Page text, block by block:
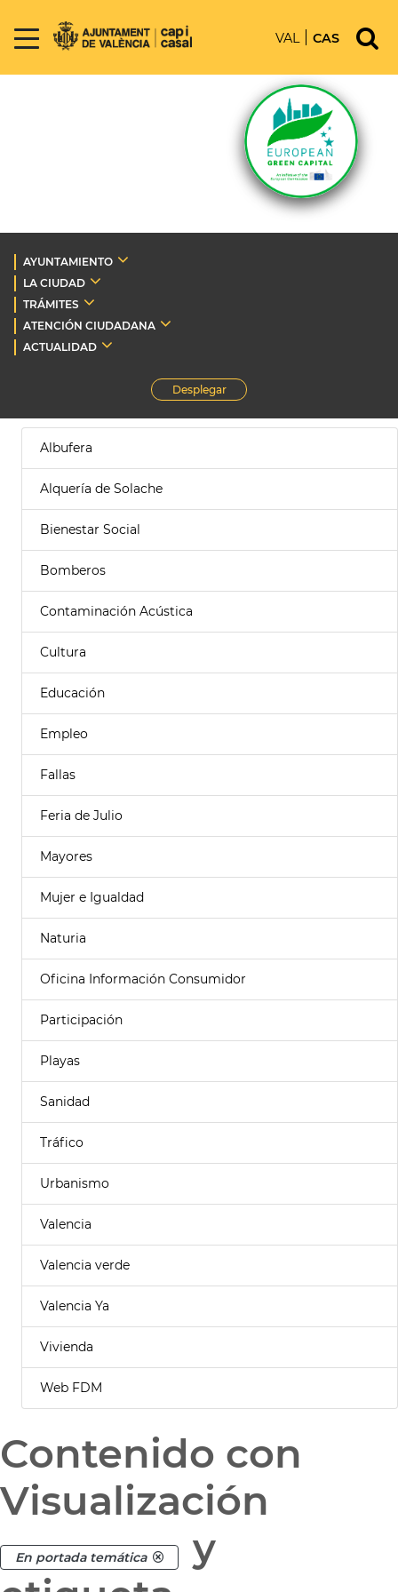
VAL CAS
AYUNTAMIENTO
LA CIUDAD
TRÁMITES
ATENCIÓN CIUDADANA
ACTUALIDAD
Desplegar
Albufera
Alquería de Solache
Bienestar Social
Bomberos
Contaminación Acústica
Cultura
Educación
Empleo
Fallas
Feria de Julio
Mayores
Mujer e Igualdad
Naturia
Oficina Información Consumidor
Participación
Playas
Sanidad
Tráfico
Urbanismo
Valencia
Valencia verde
Valencia Ya
Vivienda
Web FDM
Contenido con
Visualización
En portada temática
y